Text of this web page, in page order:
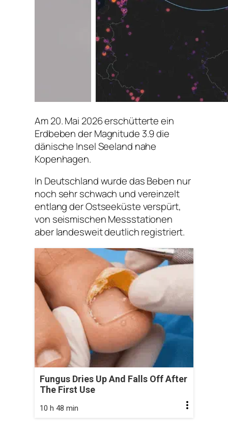
Am 20. Mai 2026 erschütterte ein
Erdbeben der Magnitude 3.9 die
dänische Insel Seeland nahe
Kopenhagen.
In Deutschland wurde das Beben nur
noch sehr schwach und vereinzelt
entlang der Ostseeküste verspürt,
von seismischen Messstationen
aber landesweit deutlich registriert.
Fungus Dries Up And Falls Off After
The First Use
10 h 48 min